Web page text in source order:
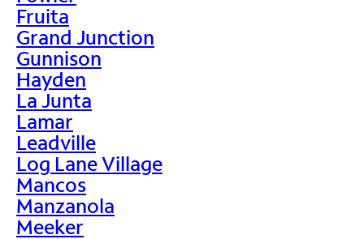
Fruita
Grand Junction
Gunnison
Hayden
La Junta
Lamar
Leadville
Log Lane Village
Mancos
Manzanola
Meeker